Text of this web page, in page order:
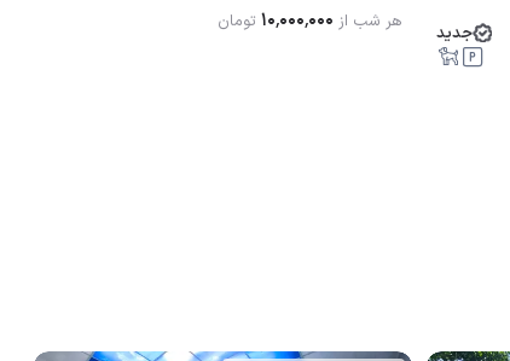
جدید
هر شب از ۱۰٬۰۰۰٬۰۰۰ تومان